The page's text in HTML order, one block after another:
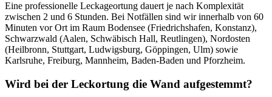
Eine professionelle Leckageortung dauert je nach Komplexität
zwischen 2 und 6 Stunden. Bei Notfällen sind wir innerhalb von 60
Minuten vor Ort im Raum Bodensee (Friedrichshafen, Konstanz),
Schwarzwald (Aalen, Schwäbisch Hall, Reutlingen), Nordosten
(Heilbronn, Stuttgart, Ludwigsburg, Göppingen, Ulm) sowie
Karlsruhe, Freiburg, Mannheim, Baden-Baden und Pforzheim.
Wird bei der Leckortung die Wand aufgestemmt?